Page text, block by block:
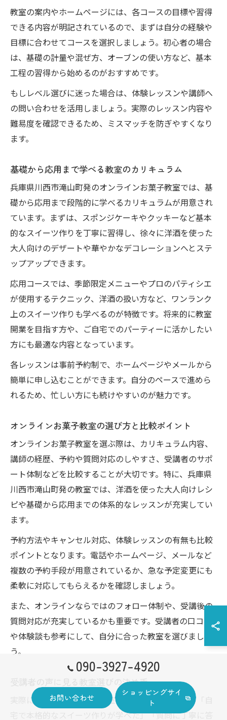
教室の案内やホームページには、各コースの目標や習得
できる内容が明記されているので、まずは自分の経験や
目標に合わせてコースを選択しましょう。初心者の場合
は、基礎の計量や混ぜ方、オーブンの使い方など、基本
工程の習得から始めるのがおすすめです。
もしレベル選びに迷った場合は、体験レッスンや講師へ
の問い合わせを活用しましょう。実際のレッスン内容や
難易度を確認できるため、ミスマッチを防ぎやすくなり
ます。
基礎から応用まで学べる教室のカリキュラム
兵庫県川西市滝山町発のオンラインお菓子教室では、基
礎から応用まで段階的に学べるカリキュラムが用意され
ています。まずは、スポンジケーキやクッキーなど基本
的なスイーツ作りを丁寧に習得し、徐々に洋酒を使った
大人向けのデザートや華やかなデコレーションへとステ
ップアップできます。
応用コースでは、季節限定メニューやプロのパティシエ
が使用するテクニック、洋酒の扱い方など、ワンランク
上のスイーツ作りも学べるのが特徴です。将来的に教室
開業を目指す方や、ご自宅でのパーティーに活かしたい
方にも最適な内容となっています。
各レッスンは事前予約制で、ホームページやメールから
簡単に申し込むことができます。自分のペースで進めら
れるため、忙しい方にも続けやすいのが魅力です。
オンラインお菓子教室の選び方と比較ポイント
オンラインお菓子教室を選ぶ際は、カリキュラム内容、
講師の経歴、予約や質問対応のしやすさ、受講者のサポ
ート体制などを比較することが大切です。特に、兵庫県
川西市滝山町発の教室では、洋酒を使った大人向けレシ
ピや基礎から応用までの体系的なレッスンが充実してい
ます。
予約方法やキャンセル対応、体験レッスンの有無も比較
ポイントとなります。電話やホームページ、メールなど
複数の予約手段が用意されているか、急な予定変更にも
柔軟に対応してもらえるかを確認しましょう。
また、オンラインならではのフォロー体制や、受講後の
質問対応が充実しているかも重要です。受講者の口コミ
や体験談も参考にして、自分に合った教室を選びましょ
う。
受講者の声に見る教室選びの決め手
実際にオンラインお菓子教室を受講した方からは、「自
宅で本格的なスイーツ作りが学べた」「質問に丁寧に答
090-3927-4920
お問い合わせ
ショッピングサイ
ト